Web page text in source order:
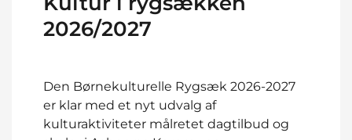
2026/2027
Den Børnekulturelle Rygsæk 2026-2027
er klar med et nyt udvalg af
kulturaktiviteter målretet dagtilbud og